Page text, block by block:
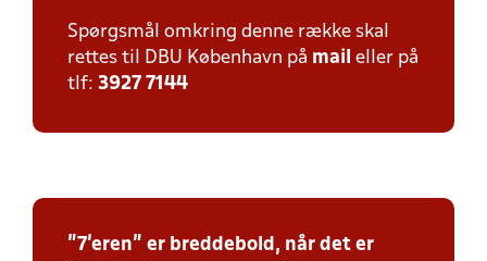
Spørgsmål omkring denne række skal
rettes til DBU København på mail eller på
tlf: 3927 7144
"7'eren" er breddebold, når det er